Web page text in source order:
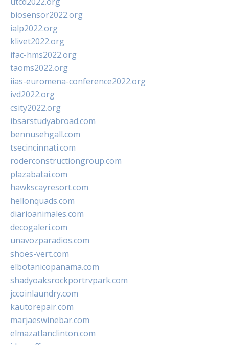
biosensor2022.org
ialp2022.org
klivet2022.org
ifac-hms2022.org
taoms2022.org
iias-euromena-conference2022.org
ivd2022.org
csity2022.org
ibsarstudyabroad.com
bennusehgall.com
tsecincinnati.com
roderconstructiongroup.com
plazabatai.com
hawkscayresort.com
hellonquads.com
diarioanimales.com
decogaleri.com
unavozparadios.com
shoes-vert.com
elbotanicopanama.com
shadyoaksrockportrvpark.com
jccoinlaundry.com
kautorepair.com
marjaeswinebar.com
elmazatlanclinton.com